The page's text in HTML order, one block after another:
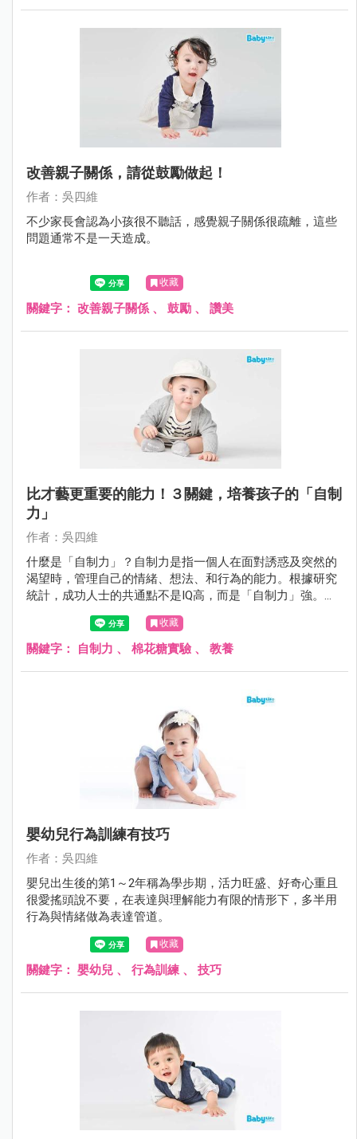
改善親子關係，請從鼓勵做起！
作者：吳四維
不少家長會認為小孩很不聽話，感覺親子關係很疏離，這些
問題通常不是一天造成。
收藏
關鍵字： 改善親子關係 、 鼓勵 、 讚美
比才藝更重要的能力！３關鍵，培養孩子的「自制
力」
作者：吳四維
什麼是「自制力」？自制力是指一個人在面對誘惑及突然的
渴望時，管理自己的情緒、想法、和行為的能力。根據研究
統計，成功人士的共通點不是IQ高，而是「自制力」強。如
何從小培養？
收藏
關鍵字： 自制力 、 棉花糖實驗、 教養
嬰幼兒行為訓練有技巧
作者：吳四維
嬰兒出生後的第1～2年稱為學步期，活力旺盛、好奇心重且
很愛搖頭說不要，在表達與理解能力有限的情形下，多半用
行為與情緒做為表達管道。
收藏
關鍵字： 嬰幼兒 、 行為訓練 、 技巧